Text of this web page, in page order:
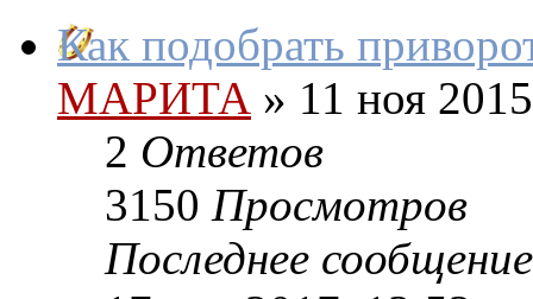
Как подобрать
МАРИТА » 11 ноя
2 Ответов
3150 Просмотров
Последнее сообщение